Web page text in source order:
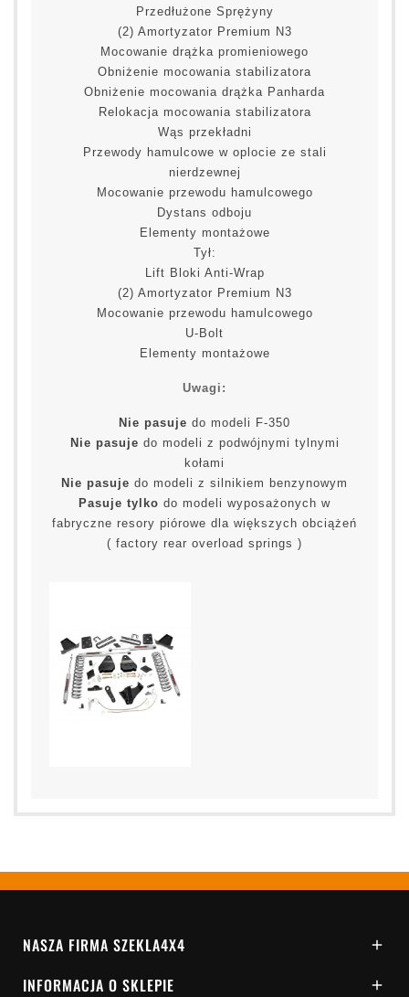
Przedłużone Sprężyny
(2) Amortyzator Premium N3
Mocowanie drążka promieniowego
Obniżenie mocowania stabilizatora
Obniżenie mocowania drążka Panharda
Relokacja mocowania stabilizatora
Wąs przekładni
Przewody hamulcowe w oplocie ze stali
nierdzewnej
Mocowanie przewodu hamulcowego
Dystans odboju
Elementy montażowe
Tył:
Lift Bloki Anti-Wrap
(2) Amortyzator Premium N3
Mocowanie przewodu hamulcowego
U-Bolt
Elementy montażowe
Uwagi:
Nie pasuje do modeli F-350
Nie pasuje do modeli z podwójnymi tylnymi
kołami
Nie pasuje do modeli z silnikiem benzynowym
Pasuje tylko do modeli wyposażonych w
fabryczne resory piórowe dla większych obciążeń
( factory rear overload springs )
NASZA FIRMA SZEKLA4X4 
INFORMACJA O SKLEPIE 